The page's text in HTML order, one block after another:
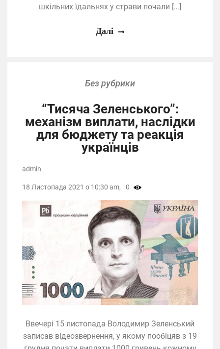
шкільних їдальнях у страви почали […]
Далі
Без рубрики
“Тисяча Зеленського”:
механізм виплати, наслідки
для бюджету та реакція
українців
Ввечері 15 листопада Володимир Зеленський
записав відеозвернення, у якому пообіцяв з 19
admin
18 Листопада 2021 о 10:30 am, 0